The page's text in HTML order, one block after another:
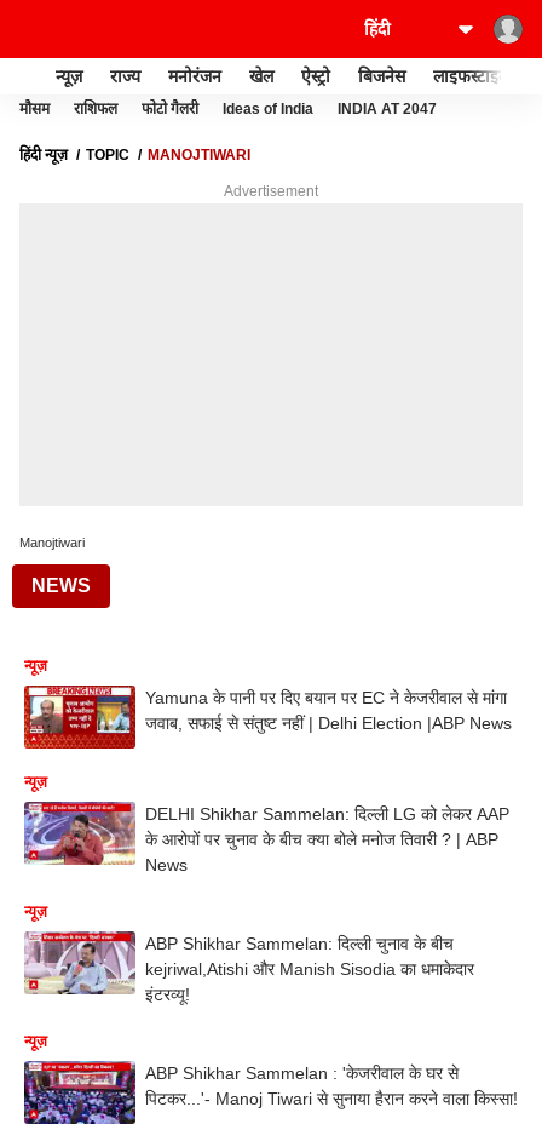
न्यूज़ राज्य मनोरंजन खेल ऐस्ट्रो बिजनेस लाइफस्टाइल
मौसम राशिफल फोटो गैलरी Ideas of India INDIA AT 2047
हिंदी न्यूज़ TOPIC MANOJTIWARI
Advertisement
Manojtiwari
NEWS
न्यूज़
Yamuna के पानी पर दिए बयान पर EC ने केजरीवाल से मांगा
जवाब, सफाई से संतुष्ट नहीं | Delhi Election |ABP News
न्यूज़
DELHI Shikhar Sammelan: दिल्ली LG को लेकर AAP
के आरोपों पर चुनाव के बीच क्या बोले मनोज तिवारी ? | ABP
News
न्यूज़
ABP Shikhar Sammelan: दिल्ली चुनाव के बीच
kejriwal,Atishi और Manish Sisodia का धमाकेदार
इंटरव्यू!
न्यूज़
ABP Shikhar Sammelan : 'केजरीवाल के घर से
पिटकर...'- Manoj Tiwari से सुनाया हैरान करने वाला किस्सा!